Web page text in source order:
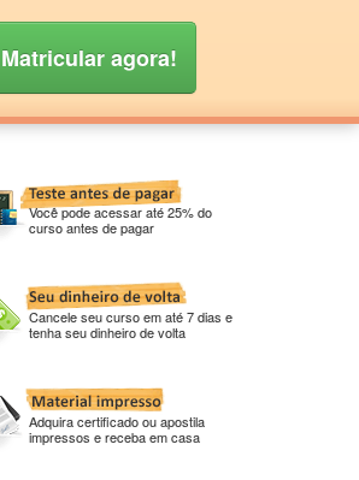
Matricular agora!
Você pode acessar até 25% do
curso antes de pagar
Cancele seu curso em até 7 dias e
tenha seu dinheiro de volta
Adquira certificado ou apostila
impressos e receba em casa